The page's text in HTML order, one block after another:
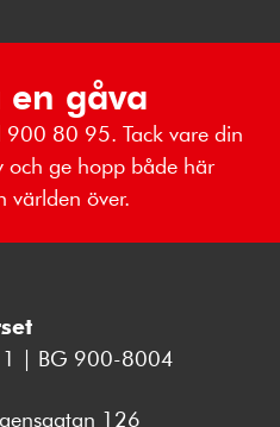
en gåva
900 80 95. Tack vare din
och ge hopp både här
världen över.
| BG 900-8004
126